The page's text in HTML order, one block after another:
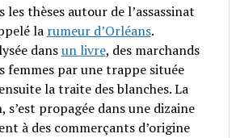
thèses autour de l’assassinat
la rumeur d’Orléans.
dansun livre, des marchands
femmes par une trappe située
la traite des blanches. La
propagée dans une dizaine
à des commerçants d’origine